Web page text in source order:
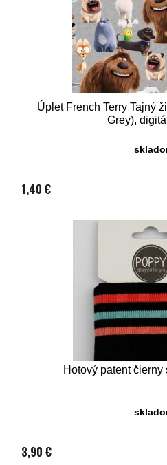
Úplet French Terry Tajný
Grey),
1,40 €
Hotový patent čierny
3,90 €